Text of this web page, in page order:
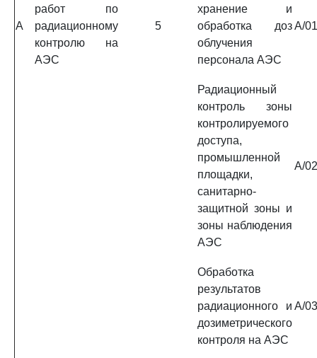
A
работ по
радиационному
контролю на
АЭС
5
хранение и
обработка доз
облучения
персонала АЭС
A/
Радиационный
контроль зоны
контролируемого
доступа,
промышленной
площадки,
санитарно-
защитной зоны и
зоны наблюдения
АЭС
A/
Обработка
результатов
радиационного и
дозиметрического
контроля на АЭС
A/